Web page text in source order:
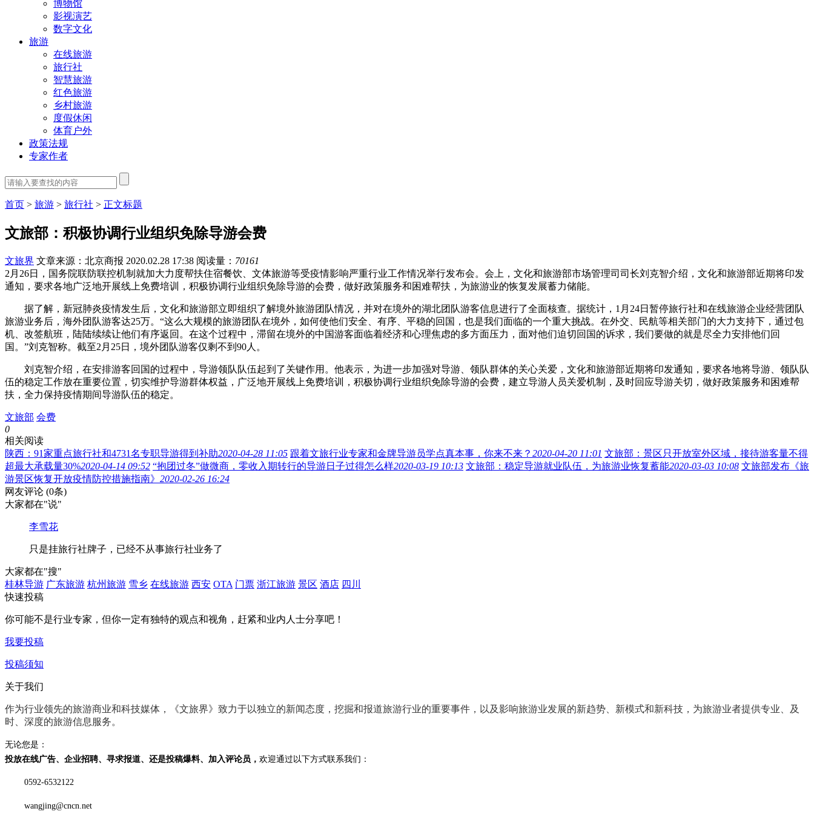
博物馆
影视演艺
数字文化
旅游
在线旅游
旅行社
智慧旅游
红色旅游
乡村旅游
度假休闲
体育户外
政策法规
专家作者
首页 > 旅游 > 旅行社 > 正文标题
文旅部：积极协调行业组织免除导游会费
文旅界 文章来源：北京商报 2020.02.28 17:38 阅读量： 70161
2月26日，国务院联防联控机制就加大力度帮扶住宿餐饮、文体旅游等受疫情影响严重行业工作情况举行发布会。会上，文化和旅游部市场管理司司长刘克智介绍，文化和旅游部近期将印发
通知，要求各地广泛地开展线上免费培训，积极协调行业组织免除导游的会费，做好政策服务和困难帮扶，为旅游业的恢复发展蓄力储能。
据了解，新冠肺炎疫情发生后，文化和旅游部立即组织了解境外旅游团队情况，并对在境外的湖北团队游客信息进行了全面核查。据统计，1月24日暂停旅行社和在线旅游企业经营团队
旅游业务后，海外团队游客达25万。“这么大规模的旅游团队在境外，如何使他们安全、有序、平稳的回国，也是我们面临的一个重大挑战。在外交、民航等相关部门的大力支持下，通过包
机、改签航班，陆陆续续让他们有序返回。在这个过程中，滞留在境外的中国游客面临着经济和心理焦虑的多方面压力，面对他们迫切回国的诉求，我们要做的就是尽全力安排他们回
国。”刘克智称。截至2月25日，境外团队游客仅剩不到90人。
刘克智介绍，在安排游客回国的过程中，导游领队队伍起到了关键作用。他表示，为进一步加强对导游、领队群体的关心关爱，文化和旅游部近期将印发通知，要求各地将导游、领队队
伍的稳定工作放在重要位置，切实维护导游群体权益，广泛地开展线上免费培训，积极协调行业组织免除导游的会费，建立导游人员关爱机制，及时回应导游关切，做好政策服务和困难帮
扶，全力保持疫情期间导游队伍的稳定。
文旅部 会费
0
相关阅读
陕西：91家重点旅行社和4731名专职导游得到补助2020-04-28 11:05 跟着文旅行业专家和金牌导游员学点真本事，你来不来？ 2020-04-20 11:01 文旅部：景区只开放室外区域，接待游客量不得
超最大承载量30%2020-04-14 09:52 “抱团过冬”做微商，零收入期转行的导游日子过得怎么样2020-03-19 10:13 文旅部：稳定导游就业队伍，为旅游业恢复蓄能2020-03-03 10:08 文旅部发布《旅
游景区恢复开放疫情防控措施指南》 2020-02-26 16:24
网友评论 (0条)
大家都在"说"
李雪花
只是挂旅行社牌子，已经不从事旅行社业务了
大家都在"搜"
桂林导游 广东旅游 杭州旅游 雪乡 在线旅游 西安 OTA 门票 浙江旅游 景区 酒店 四川
快速投稿
你可能不是行业专家，但你一定有独特的观点和视角 ，赶紧和业内人士分享吧！
我要投稿
投稿须知
关于我们
作为行业领先的旅游商业和科技媒体，《文旅界》致力于以独立的新闻态度 ，挖掘和报道旅游行业的重要事件 ，以及影响旅游业发展的新趋势 新模式和新科技 ，为旅游业者提供专业、及
时、深度的旅游信息服务。
无论您是：
投放在线广告、企业招聘、寻求报道、还是投稿爆料、加入评论员， 欢迎通过以下方式联系我们：
0592-6532122
wangjing@cncn.net